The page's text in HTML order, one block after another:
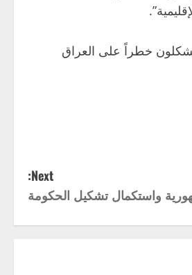
يشكلون خطراً على العراق
Next:
واستكمال تشكيل الحكومة